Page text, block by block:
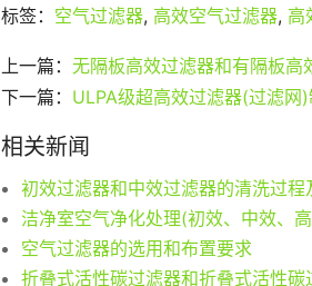
标签： 空气过滤器, 高效空气过滤器, 高
上一篇： 无隔板高效过滤器和有隔板高
下一篇： ULPA级超高效过滤器(过滤
相关新闻
空气过滤器的选用和布置要求